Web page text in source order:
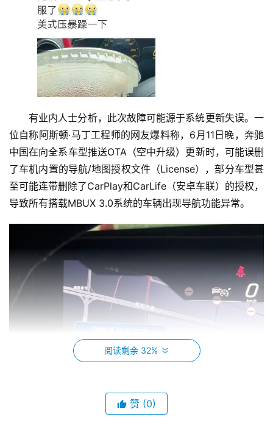
有业内人士分析，此次故障可能源于系统更新失误。一
位自称阿斯顿·马丁工程师的网友爆料称，6月11日晚，奔驰
中国在向全系车型推送OTA（空中升级）更新时，可能误删
了车机内置的导航/地图授权文件（License），部分车型甚
至可能连带删除了CarPlay和CarLife（安卓车联）的授权，
导致所有搭载MBUX 3.0系统的车辆出现导航功能异常。
阅读剩余 32%
赞 (0)